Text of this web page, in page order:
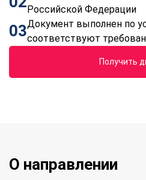
Российской Федерации
03Документ выполнен по
соответствуют
Получить
О направлении